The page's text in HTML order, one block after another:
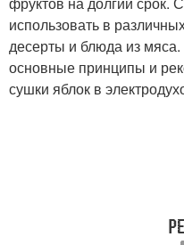
использовать в
десерты и блюда из
основные принципы и
сушки яблок в